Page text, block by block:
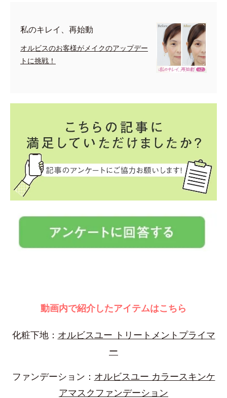
私のキレイ、再始動
オルビスのお客様がメイクのアップデー
トに挑戦！
動画内で紹介したアイテムはこちら
化粧下地： オルビスユー トリートメントプライマ
ー
ファンデーション： オルビスユー カラースキンケ
アマスクファンデーション